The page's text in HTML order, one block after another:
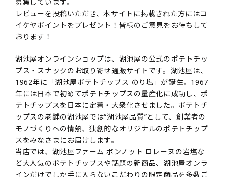
レビューを投稿いただき、本サイトに掲載された方にはコ
イケヤポイントをプレゼント！皆様のご意見をお待ちして
おります！
湖池屋オンラインショップは、湖池屋の公式のポテトチッ
プス・スナックのお取り寄せ通販サイトです。湖池屋は、
1962年に「湖池屋ポテトチップス のり塩」が誕生。1967
年には日本で初めてポテトチップスの量産化に成功し、ポ
テトチップスを日本に定着・大衆化させました。ポテトチ
ップスの老舗の湖池屋では“湖池屋品質”として、創業者の
モノづくりへの情熱、独創的なオリジナルのポテトチップ
スをみなさまにお届けします。
当店では、湖池屋ファーム ボンノット ロレーヌの岩塩な
ど大人気のポテトチップスや話題の新商品、湖池屋オンラ
インだけでしか手に入らないこだわりの限定商品を多数ご